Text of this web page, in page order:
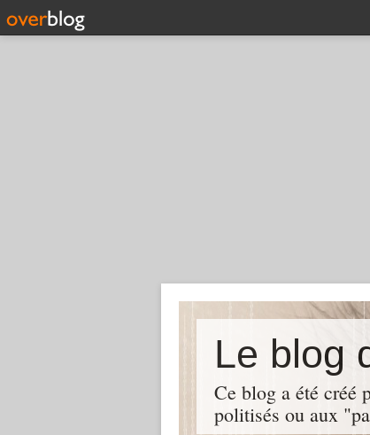
Le blog
Ce blog a été créé
politisés ou aux